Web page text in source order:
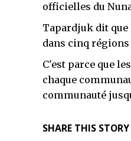
officielles du
Tapardjuk dit que
dans cinq
C'est parce que
chaque
communauté
SHARE THIS STORY